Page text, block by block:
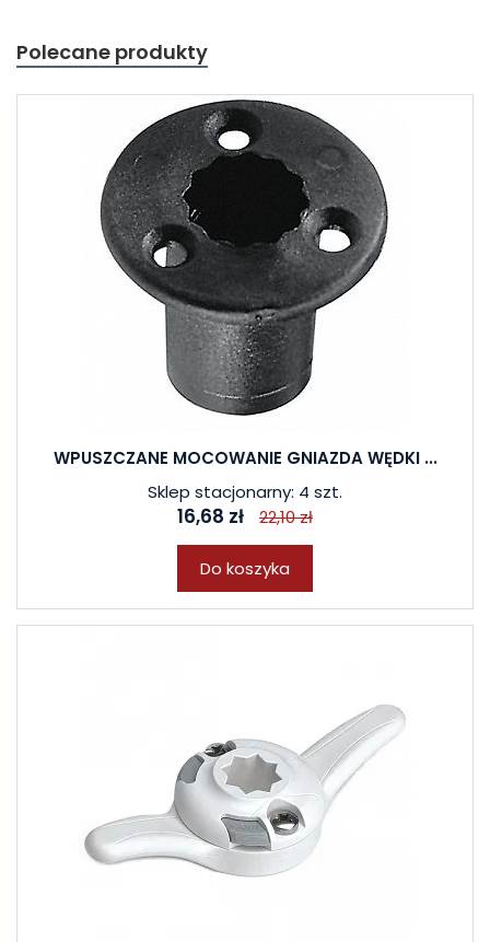
Polecane produkty
WPUSZCZANE MOCOWANIE GNIAZDA WĘDKI ...
Sklep stacjonarny: 4 szt.
16,68 zł 22,10 zł
Do koszyka